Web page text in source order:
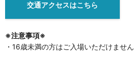
交通アクセスはこちら
※注意事項※
・16歳未満の方はご入場いただけません